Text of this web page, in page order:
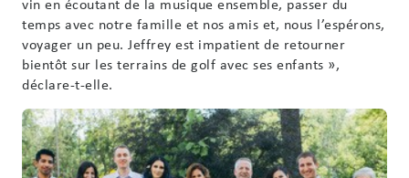
temps avec notre famille et nos amis et, nous l’espérons,
voyager un peu. Jeffrey est impatient de retourner
bientôt sur les terrains de golf avec ses enfants »,
déclare-t-elle.